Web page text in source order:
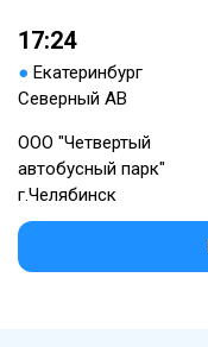
17:24
● Екатеринбург
Северный АВ
ООО "Четвертый
автобусный парк"
г.Челябинск